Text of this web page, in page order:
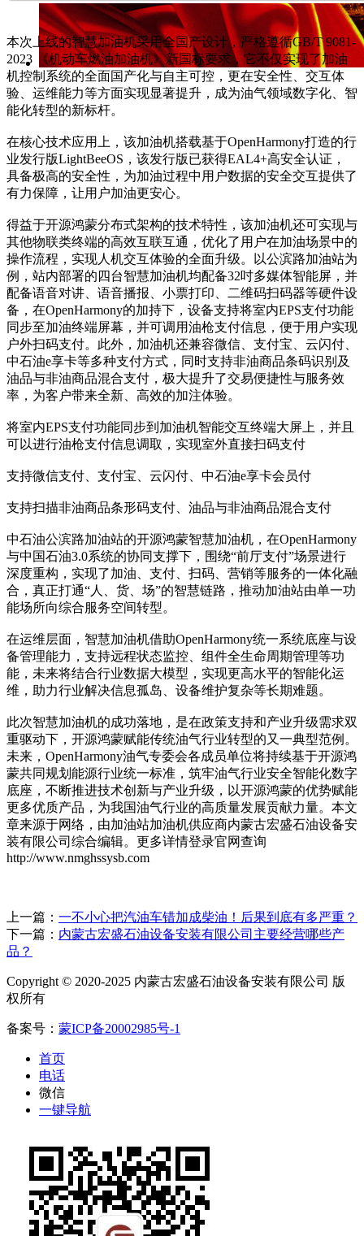
本次上线的智慧加油机采用全国产设计，严格遵循GB/T 9081-
2023 《机动车燃油加油机》新国标要求，它不仅实现了加油
机控制系统的全面国产化与自主可控，更在安全性、交互体
验、运维能力等方面实现显著提升，成为油气领域数字化、智
能化转型的新标杆。
在核心技术应用上，该加油机搭载基于OpenHarmony打造的行
业发行版LightBeeOS，该发行版已获得EAL4+高安全认证，
具备极高的安全性，为加油过程中用户数据的安全交互提供了
有力保障，让用户加油更安心。
得益于开源鸿蒙分布式架构的技术特性，该加油机还可实现与
其他物联类终端的高效互联互通，优化了用户在加油场景中的
操作流程，实现人机交互体验的全面升级。以公滨路加油站为
例，站内部署的四台智慧加油机均配备32吋多媒体智能屏，并
配备语音对讲、语音播报、小票打印、二维码扫码器等硬件设
备，在OpenHarmony的加持下，设备支持将室内EPS支付功能
同步至加油终端屏幕，并可调用油枪支付信息，便于用户实现
户外扫码支付。此外，加油机还兼容微信、支付宝、云闪付、
中石油e享卡等多种支付方式，同时支持非油商品条码识别及
油品与非油商品混合支付，极大提升了交易便捷性与服务效
率，为客户带来全新、高效的加注体验。
将室内EPS支付功能同步到加油机智能交互终端大屏上，并且
可以进行油枪支付信息调取，实现室外直接扫码支付
支持微信支付、支付宝、云闪付、中石油e享卡会员付
支持扫描非油商品条形码支付、油品与非油商品混合支付
中石油公滨路加油站的开源鸿蒙智慧加油机，在OpenHarmony
与中国石油3.0系统的协同支撑下，围绕“前厅支付”场景进行
深度重构，实现了加油、支付、扫码、营销等服务的一体化融
合，真正打通“人、货、场”的智慧链路，推动加油站由单一功
能场所向综合服务空间转型。
在运维层面，智慧加油机借助OpenHarmony统一系统底座与设
备管理能力，支持远程状态监控、组件全生命周期管理等功
能，未来将结合行业数据大模型，实现更高水平的智能化运
维，助力行业解决信息孤岛、设备维护复杂等长期难题。
此次智慧加油机的成功落地，是在政策支持和产业升级需求双
重驱动下，开源鸿蒙赋能传统油气行业转型的又一典型范例。
未来，OpenHarmony油气专委会各成员单位将持续基于开源鸿
蒙共同规划能源行业统一标准，筑牢油气行业安全智能化数字
底座，不断推进技术创新与产业升级，以开源鸿蒙的优势赋能
更多优质产品，为我国油气行业的高质量发展贡献力量。本文
章来源于网络，由加油站加油机供应商内蒙古宏盛石油设备安
装有限公司综合编辑。更多详情登录官网查询
http://www.nmghssysb.com
上一篇： 一不小心把汽油车错加成柴油！后果到底有多严重？
下一篇： 内蒙古宏盛石油设备安装有限公司主要经营哪些产
品？
Copyright © 2020-2025 内蒙古宏盛石油设备安装有限公司 版
权所有
备案号： 蒙ICP备20002985号-1
首页
电话
微信
一键导航